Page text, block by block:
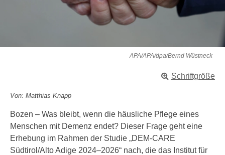
APA/APA/dpa/Bernd Wüstneck
Schriftgröße
Von: Matthias Knapp
Bozen – Was bleibt, wenn die häusliche Pflege eines
Menschen mit Demenz endet? Dieser Frage geht eine
Erhebung im Rahmen der Studie „DEM-CARE
Südtirol/Alto Adige 2024–2026“ nach, die das Institut für